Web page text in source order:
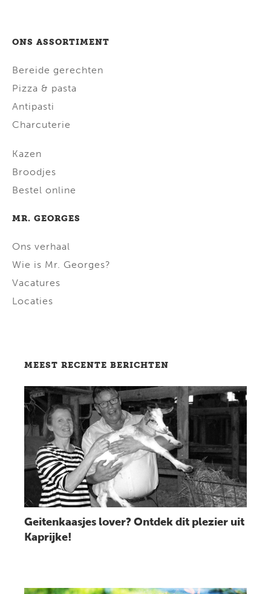
ONS ASSORTIMENT
Bereide gerechten
Pizza & pasta
Antipasti
Charcuterie
Kazen
Broodjes
Bestel online
MR. GEORGES
Ons verhaal
Wie is Mr. Georges?
Vacatures
Locaties
MEEST RECENTE BERICHTEN
Lees bericht
Geitenkaasjes lover? Ontdek dit plezier uit
Kaprijke!